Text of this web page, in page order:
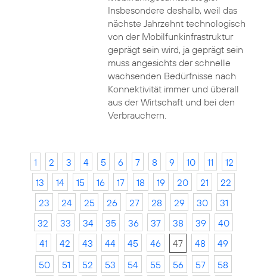
Insbesondere deshalb, weil das
nächste Jahrzehnt technologisch
von der Mobilfunkinfrastruktur
geprägt sein wird, ja geprägt sein
muss angesichts der schnelle
wachsenden Bedürfnisse nach
Konnektivität immer und überall
aus der Wirtschaft und bei den
Verbrauchern.
1 2 3 4 5 6 7 8 9 10 11
12
13
14 15 16 17 18 19 20 21
22
23
24 25 26 27 28 29 30
31
32
33 34 35 36 37 38 39
40
41
42 43 44 45 46 47 48
49
50
51 52 53 54 55 56 57
58